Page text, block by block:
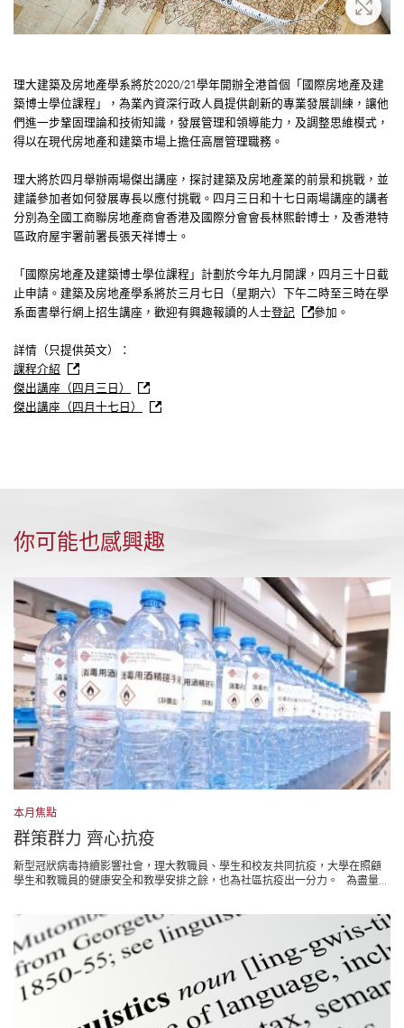
放大
理大建築及房地產學系將於2020/21學年開辦全港首個「國際房地產及建
築博士學位課程」，為業內資深行政人員提供創新的專業發展訓練，讓他
們進一步鞏固理論和技術知識，發展管理和領導能力，及調整思維模式，
得以在現代房地產和建築市場上擔任高層管理職務。
理大將於四月舉辦兩場傑出講座，探討建築及房地產業的前景和挑戰，並
建議參加者如何發展專長以應付挑戰。四月三日和十七日兩場講座的講者
分別為全國工商聯房地產商會香港及國際分會會長林熙齡博士，及香港特
區政府屋宇署前署長張天祥博士。
「國際房地產及建築博士學位課程」計劃於今年九月開課，四月三十日截
止申請。建築及房地產學系將於三月七日（星期六）下午二時至三時在學
系面書舉行網上招生講座，歡迎有興趣報讀的人士登記 參加。
詳情（只提供英文）：
課程介紹
傑出講座（四月三日）
傑出講座（四月十七日）
你可能也感興趣
本月焦點
群策群力 齊心抗疫
新型冠狀病毒持續影響社會，理大教職員、學生和校友共同抗疫，大學在照顧
學生和教職員的健康安全和教學安排之餘，也為社區抗疫出一分力。 為盡量...